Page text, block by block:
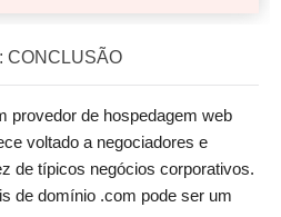
CONCLUSÃO
provedor de hospedagem web
voltado a negociadores e
de típicos negócios corporativos.
de domínio .com pode ser um